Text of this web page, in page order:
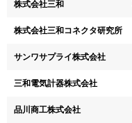
株式会社三和
株式会社三和コネクタ研究所
サンワサプライ株式会社
三和電気計器株式会社
品川商工株式会社